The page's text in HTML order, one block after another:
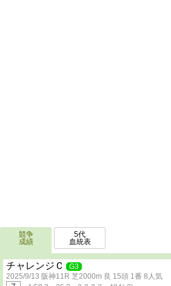
競争
成績
5代
血統表
チャレンジＣ
G3
2025/9/13 阪神11R 芝2000m 良 15頭 1番 8人気